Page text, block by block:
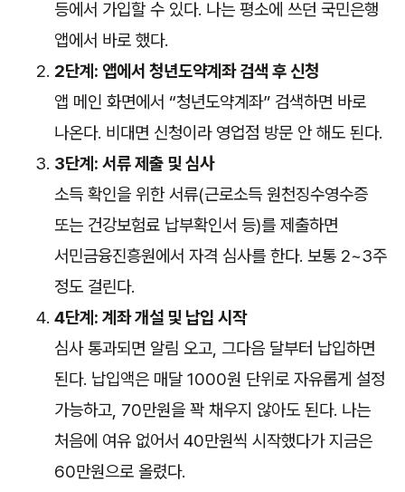
등에서 가입할 수 있다. 나는 평소에 쓰던 국민은행
앱에서 바로 했다.
2단계: 앱에서 청년도약계좌 검색 후 신청
앱 메인 화면에서 “청년도약계좌” 검색하면 바로
나온다. 비대면 신청이라 영업점 방문 안 해도 된다.
3단계: 서류 제출 및 심사
소득 확인을 위한 서류(근로소득 원천징수영수증
또는 건강보험료 납부확인서 등)를 제출하면
서민금융진흥원에서 자격 심사를 한다. 보통 2~3주
정도 걸린다.
4단계: 계좌 개설 및 납입 시작
심사 통과되면 알림 오고, 그다음 달부터 납입하면
된다. 납입액은 매달 1000원 단위로 자유롭게 설정
가능하고, 70만원을 꽉 채우지 않아도 된다. 나는
처음에 여유 없어서 40만원씩 시작했다가 지금은
60만원으로 올렸다.